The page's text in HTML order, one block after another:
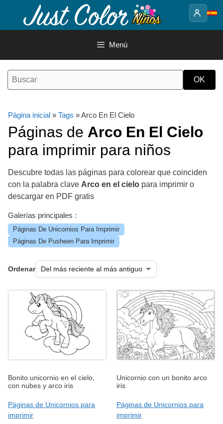
contenido
Menú
Página inicial » Tags » Arco En El Cielo
Páginas de Arco En El Cielo
para imprimir para niños
Descubre todas las páginas para colorear que coinciden
con la palabra clave Arco en el cielo para imprimir o
descargar en PDF gratis
Galerías principales :
Páginas De Unicornios Para Imprimir
Páginas De Pusheen Para Imprimir
Ordenar
Bonito unicornio en el cielo,
con nubes y arco iris
Páginas de Unicornios para
imprimir
Unicornio con un bonito arco
iris
Páginas de Unicornios para
imprimir